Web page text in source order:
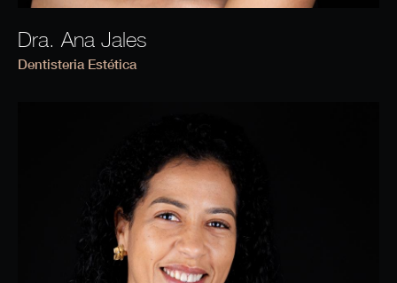
Dra. Ana Jales
Dentisteria Estética